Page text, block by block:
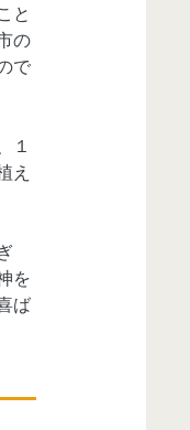
と
の
で
１
え
を
ば